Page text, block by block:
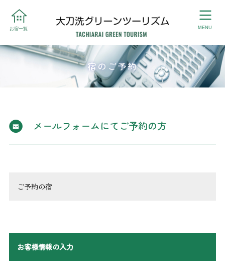
宿のご予約
メールフォームにてご予約の方
ご予約の宿
お客様情報の入力